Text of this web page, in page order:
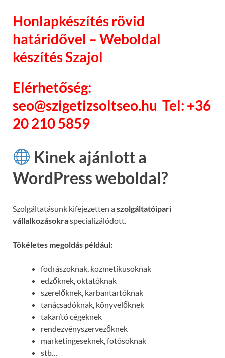
Honlapkészítés rövid
határidővel – Weboldal
készítés Szajol
Elérhetőség:
seo@szigetizsoltseo.hu Tel: +36
20 210 5859
Kinek ajánlott a
WordPress weboldal?
Szolgáltatásunk kifejezetten aszolgáltatóipari
vállalkozásokraspecializálódott.
Tökéletes megoldás például:
fodrászoknak, kozmetikusoknak
edzőknek, oktatóknak
szerelőknek, karbantartóknak
tanácsadóknak, könyvelőknek
takarító cégeknek
rendezvényszervezőknek
marketingeseknek, fotósoknak
stb…